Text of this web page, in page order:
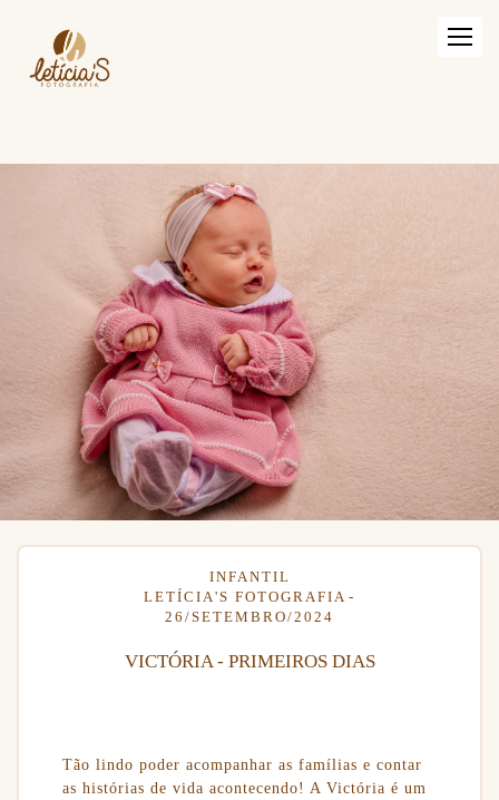
INFANTIL
LETÍCIA'S FOTOGRAFIA
26/SETEMBRO/2024
VICTÓRIA - PRIMEIROS DIAS
Tão lindo poder acompanhar as famílias e contar
as histórias de vida acontecendo! A Victória é um